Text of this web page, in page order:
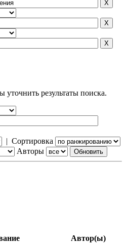
уточнить результаты поиска.
| Сортировка
Авторы
Автор(ы)